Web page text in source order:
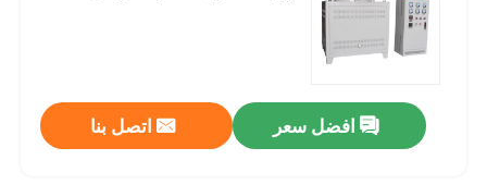
افضل سعر اتصل بنا